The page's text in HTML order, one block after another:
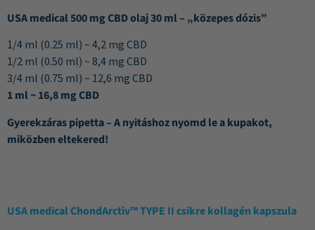
USA medical 500 mg CBD olaj 30 ml – „közepes dózis”
1/4 ml (0.25 ml) ~ 4,2 mg CBD
1/2 ml (0.50 ml) ~ 8,4 mg CBD
3/4 ml (0.75 ml) ~ 12,6 mg CBD
1 ml ~ 16,8 mg CBD
Gyerekzáras pipetta – A nyitáshoz nyomd le a kupakot,
miközben eltekered!
USA medical ChondArctiv™ TYPE II csikre kollagén kapszula